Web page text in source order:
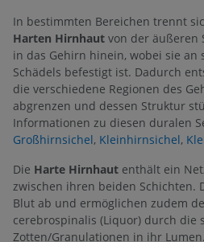
In bestimmten Bereichen trennt
Harten Hirnhaut von der äußeren
in das Gehirn hinein, wobei sie an
Schädels befestigt ist. Dadurch
die verschiedene Regionen des
abgrenzen und dessen Struktur
Informationen zu diesen duralen
Großhirnsichel, Kleinhirnsichel,
Die Harte Hirnhaut enthält ein
zwischen ihren beiden Schichten.
Blut ab und ermöglichen zudem
cerebrospinalis (Liquor) durch die
Zotten/Granulationen in ihr